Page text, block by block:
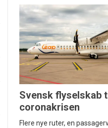
Svensk flyselskab
coronakrisen
Flere nye ruter, en